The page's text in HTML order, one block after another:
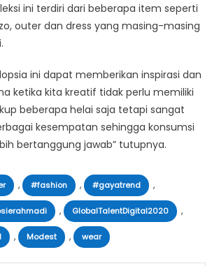
ini terdiri dari beberapa item seperti
outer dan dress yang masing-masing
ini dapat memberikan inspirasi dan
ketika kita kreatif tidak perlu memiliki
beberapa helai saja tetapi sangat
kesempatan sehingga konsumsi
bertanggung jawab” tutupnya.
, #fashion , #gayatrend ,
, GlobalTalentDigital2020 ,
, Modest , wear